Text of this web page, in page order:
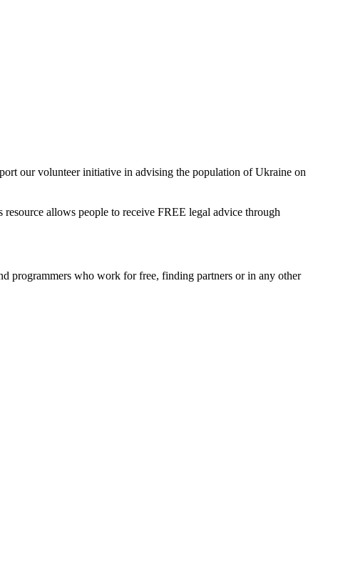
our volunteer initiative in advising the population of Ukraine on
resource allows people to receive FREE legal advice through
programmers who work for free, finding partners or in any other